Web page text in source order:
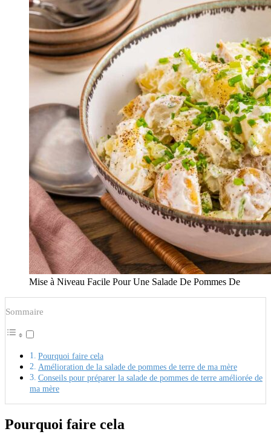
Mise à Niveau Facile Pour Une Salade De Pommes De
Sommaire
Pourquoi faire cela
Amélioration de la salade de pommes de terre de ma mère
Conseils pour préparer la salade de pommes de terre améliorée de
ma mère
Pourquoi faire cela